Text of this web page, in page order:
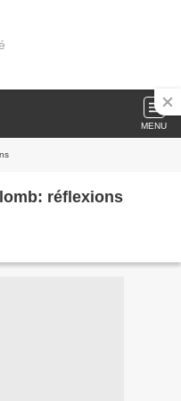
MENU
réflexions